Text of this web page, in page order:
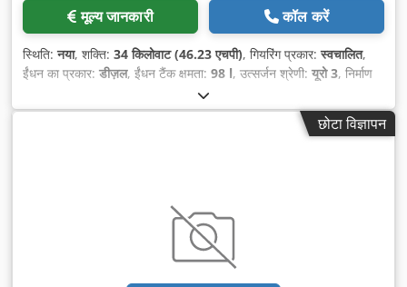
मूल्य जानकारी कॉल करें
स्थिति:नया, शक्ति: 34 किलोवाट (46.23 एचपी), गियरिंग प्रकार:स्वचालित,
ईंधन का प्रकार: डीज़ल, ईंधन टैंक क्षमता: 98 l, उत्सर्जन श्रेणी: यूरो 3, निर्माण
छोटा विज्ञापन